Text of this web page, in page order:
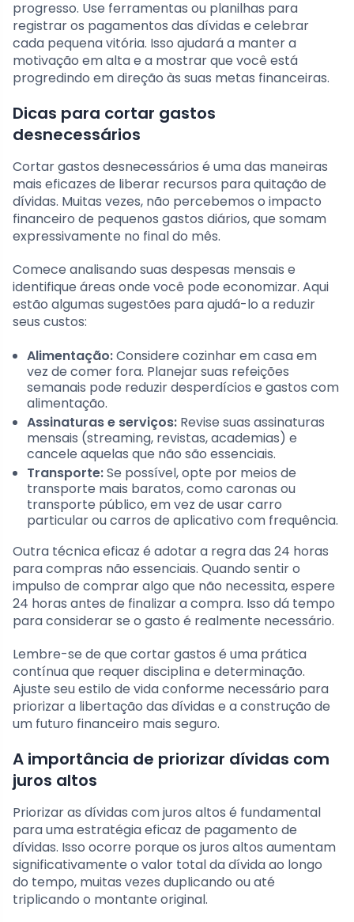
progresso. Use ferramentas ou planilhas para
registrar os pagamentos das dívidas e celebrar
cada pequena vitória. Isso ajudará a manter a
motivação em alta e a mostrar que você está
progredindo em direção às suas metas financeiras.
Dicas para cortar gastos
desnecessários
Cortar gastos desnecessários é uma das maneiras
mais eficazes de liberar recursos para quitação de
dívidas. Muitas vezes, não percebemos o impacto
financeiro de pequenos gastos diários, que somam
expressivamente no final do mês.
Comece analisando suas despesas mensais e
identifique áreas onde você pode economizar. Aqui
estão algumas sugestões para ajudá-lo a reduzir
seus custos:
Alimentação:Considere cozinhar em casa em
vez de comer fora. Planejar suas refeições
semanais pode reduzir desperdícios e gastos com
alimentação.
Assinaturas e serviços: Revise suas assinaturas
mensais (streaming, revistas, academias) e
cancele aquelas que não são essenciais.
Transporte:Se possível, opte por meios de
transporte mais baratos, como caronas ou
transporte público, em vez de usar carro
particular ou carros de aplicativo com frequência.
Outra técnica eficaz é adotar a regra das 24 horas
para compras não essenciais. Quando sentir o
impulso de comprar algo que não necessita, espere
24 horas antes de finalizar a compra. Isso dá tempo
para considerar se o gasto é realmente necessário.
Lembre-se de que cortar gastos é uma prática
contínua que requer disciplina e determinação.
Ajuste seu estilo de vida conforme necessário para
priorizar a libertação das dívidas e a construção de
um futuro financeiro mais seguro.
A importância de priorizar dívidas com
juros altos
Priorizar as dívidas com juros altos é fundamental
para uma estratégia eficaz de pagamento de
dívidas. Isso ocorre porque os juros altos aumentam
significativamente o valor total da dívida ao longo
do tempo, muitas vezes duplicando ou até
triplicando o montante original.